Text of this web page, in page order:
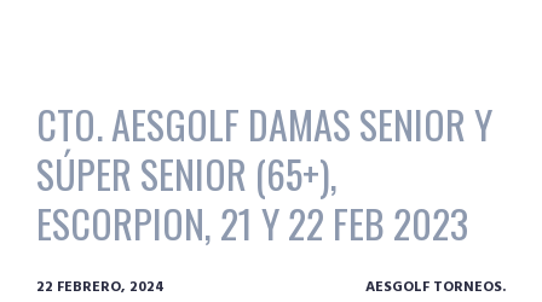
CTO. AESGOLF DAMAS SENIOR Y
SÚPER SENIOR (65+),
ESCORPION, 21 Y 22 FEB 2023
22 FEBRERO, 2024 AESGOLF TORNEOS.